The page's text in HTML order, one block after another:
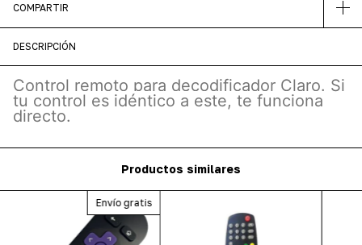
COMPARTIR
DESCRIPCIÓN
Control remoto para decodificador Claro. Si
tu control es idéntico a este, te funciona
directo.
Productos similares
Envío gratis